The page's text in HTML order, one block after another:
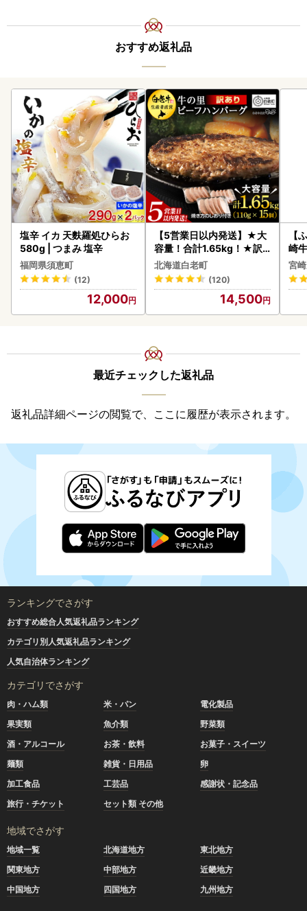
おすすめ返礼品
塩辛 イカ 天麩羅処ひらお
580g | つまみ 塩辛
福岡県須恵町
(12)
12,000
【5営業日以内発送】★大
容量！合計1.65kg！★訳
あり・牛の里ビーフハンバ
ーグ(110ｇ5枚入）×3 AG
058
北海道白老町
(120)
14,500
【
崎
-VO
宮
最近チェックした返礼品
返礼品詳細ページの閲覧で、ここに履歴が表示されます。
ランキングでさがす
おすすめ総合人気返礼品ランキング
カテゴリ別人気返礼品ランキング
人気自治体ランキング
カテゴリでさがす
肉・ハム類 米・パン
電化製品
果実類
魚介類
野菜類
酒・アルコール
お茶・飲料
お菓子・スイーツ
麺類
雑貨・日用品
卵
加工食品
工芸品
感謝状・記念品
旅行・チケット
セット類 その他
地域でさがす
地域一覧 北海道地方
東北地方
関東地方
中部地方
近畿地方
中国地方
四国地方 九州地方